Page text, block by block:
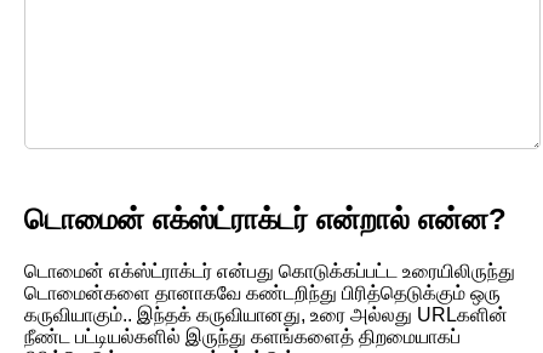
டொமைன் எக்ஸ்ட்ராக்டர் என்றால் என்ன?
டொமைன் எக்ஸ்ட்ராக்டர் என்பது கொடுக்கப்பட்ட உரையிலிருந்து
டொமைன்களை தானாகவே கண்டறிந்து பிரித்தெடுக்கும் ஒரு
கருவியாகும்.. இந்தக் கருவியானது, உரை அல்லது URLகளின்
நீண்ட பட்டியல்களில் இருந்து களங்களைத் திறமையாகப்